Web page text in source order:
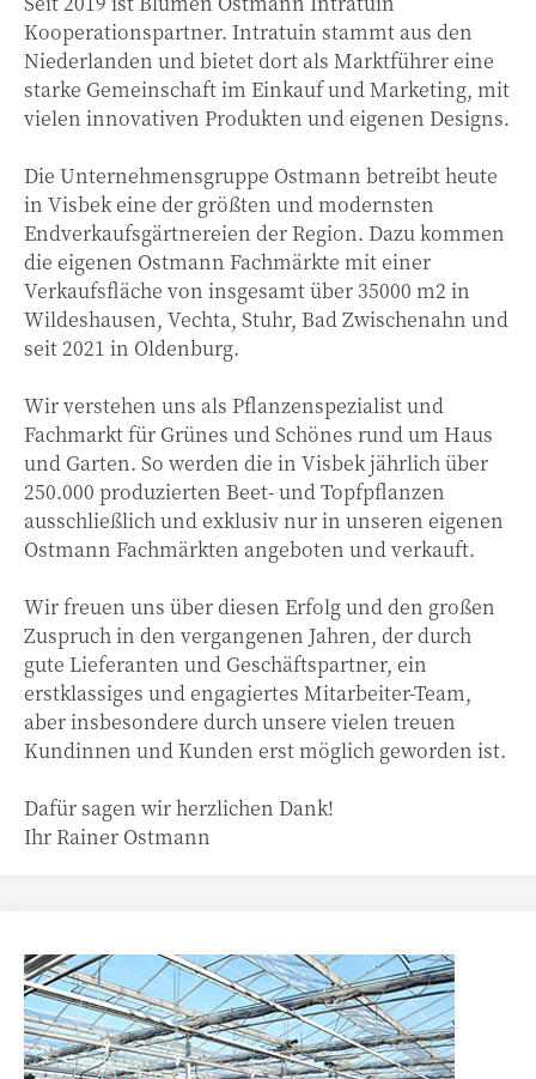
Kooperationspartner. Intratuin stammt aus den
Niederlanden und bietet dort als Marktführer eine
starke Gemeinschaft im Einkauf und Marketing, mit
vielen innovativen Produkten und eigenen Designs.
Die Unternehmensgruppe Ostmann betreibt heute
in Visbek eine der größten und modernsten
Endverkaufsgärtnereien der Region. Dazu kommen
die eigenen Ostmann Fachmärkte mit einer
Verkaufsfläche von insgesamt über 35000 m2 in
Wildeshausen, Vechta, Stuhr, Bad Zwischenahn und
seit 2021 in Oldenburg.
Wir verstehen uns als Pflanzenspezialist und
Fachmarkt für Grünes und Schönes rund um Haus
und Garten. So werden die in Visbek jährlich über
250.000 produzierten Beet- und Topfpflanzen
ausschließlich und exklusiv nur in unseren eigenen
Ostmann Fachmärkten angeboten und verkauft.
Wir freuen uns über diesen Erfolg und den großen
Zuspruch in den vergangenen Jahren, der durch
gute Lieferanten und Geschäftspartner, ein
erstklassiges und engagiertes Mitarbeiter-Team,
aber insbesondere durch unsere vielen treuen
Kundinnen und Kunden erst möglich geworden ist.
Dafür sagen wir herzlichen Dank!
Ihr Rainer Ostmann